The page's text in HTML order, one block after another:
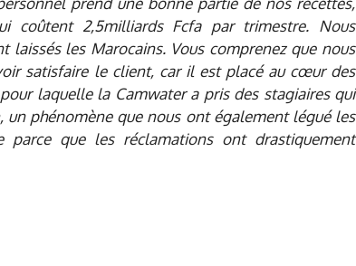
coûtent 2,5milliards Fcfa par trimestre. Nous
les Marocains. Vous comprenez que nous
satisfaire le client, car il est placé au cœur des
laquelle la Camwater a pris des stagiaires qui
phénomène que nous ont également légué les
parce que les réclamations ont drastiquement